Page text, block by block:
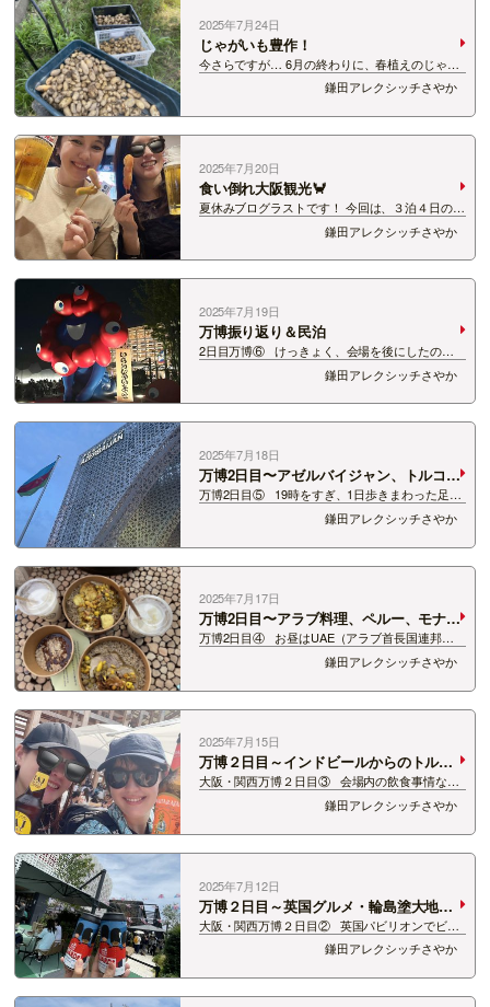
2025年7月24日
じゃがいも豊作！
今さらですが… 6月の終わりに、春植えのじゃが
いもを収穫しました。 豊作～！！ 手前からメー
クイン、きたあかり、男爵！ 1kgずつ植えたので
すが、たっぷりとれました。 芋ほり、ごろごろ
出てきて…
鎌田アレクシッチさやか
2025年7月20日
食い倒れ大阪観光🦀
夏休みブログラストです！ 今回は、３泊４日の大
阪旅！ ４日目は食い倒れの町大阪を堪能しまし
た〜 串カツはフィナーレだったのですが（笑）
まずは、 くくるのたこやき〜！ あの有名な…
鎌田アレクシッチさやか
2025年7月19日
万博振り返り＆民泊
2日目万博⑥ けっきょく、会場を後にしたのは
21時前！ 最後までたっぷり楽しみました😂 夜の
ミャクミャク、どう撮っても妖怪になる 日曜日
の夜ということもあって、前日より帰りはスイス
イでした。 …
鎌田アレクシッチさやか
2025年7月18日
万博2日目〜アゼルバイジャン、トルコ、
スペイン、タイ〜
万博2日目⑤ 19時をすぎ、1日歩きまわった足は
限界… でもせっかくの万博。 回れるなら回れる
だけ回りたい！！笑 ということでむかったの
は、 アゼルバイジャンパビリオン！ 優雅に…
鎌田アレクシッチさやか
2025年7月17日
万博2日目〜アラブ料理、ペルー、モナ
コ〜
万博2日目④ お昼はUAE（アラブ首長国連邦）
パビリオンのテイクアウト！ 伝統的なスパイスラ
イスと食べる「ラム・ウージ」(写真下)と、 「カ
リフラワー・マシャウイ」(上)を友だちとシェ
ア。 異国の香り…！！…
鎌田アレクシッチさやか
2025年7月15日
万博２日目～インドビールからのトルク
メニスタン～
大阪・関西万博２日目③ 会場内の飲食事情なの
ですが、 大屋根リング内にある海外パビリオンな
どのレストランやテイクアウトだけでなく、 リン
グの外側にもフードコート的な飲食エリアがあり
ます！（リングサイドマーケ…
鎌田アレクシッチさやか
2025年7月12日
万博２日目～英国グルメ・輪島塗大地球
儀～
大阪・関西万博２日目② 英国パビリオンでビー
ルゲット！！ ちょっとしたキッチンカーで並ばず
買えました。 パビリオンは並んでいたので・・・
すみません、ビールだけシリーズです😂 スコー
ンセットも…
鎌田アレクシッチさやか